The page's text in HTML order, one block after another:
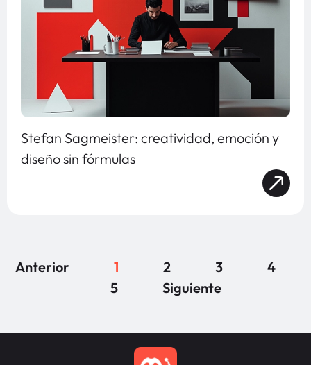
Stefan Sagmeister: creatividad, emoción y
diseño sin fórmulas
Anterior 1 2 3
4
5
Siguiente